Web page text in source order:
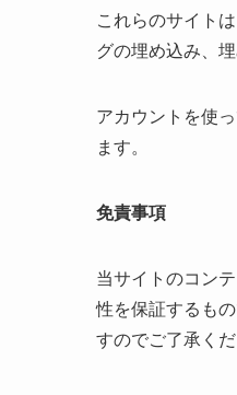
これらのサイト
グの埋め込み、
アカウントを使
ます。
免責事項
当サイトのコン
性を保証するも
すのでご了承くだ